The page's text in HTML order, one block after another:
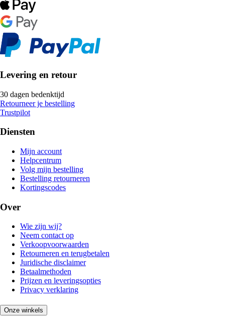
Levering en retour
30 dagen bedenktijd
Retourneer je bestelling
Trustpilot
Diensten
Mijn account
Helpcentrum
Volg mijn bestelling
Bestelling retourneren
Kortingscodes
Over
Wie zijn wij?
Neem contact op
Verkoopvoorwaarden
Retourneren en terugbetalen
Juridische disclaimer
Betaalmethoden
Prijzen en leveringsopties
Privacy verklaring
Onze winkels